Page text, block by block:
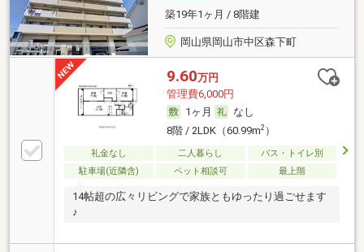
築19年1ヶ月 / 8階建
岡山県岡山市中区森下町
9.60万円
管理費6,000円
1ヶ月
なし
8階 / 2LDK（60.99m2）
礼金なし 二人暮らし
バス・トイレ別
駐車場(近隣含)
ペット相談可 最上階
14帖超の広々リビングで家族ともゆったり過ごせます
♪